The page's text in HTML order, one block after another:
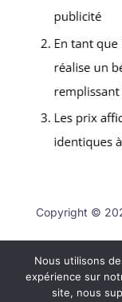
Copyright ©
Nous utilisons
expérience sur
site, nous